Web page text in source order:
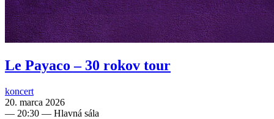
Le Payaco – 30 rokov tour
koncert
20. marca 2026
— 20:30 — Hlavná sála